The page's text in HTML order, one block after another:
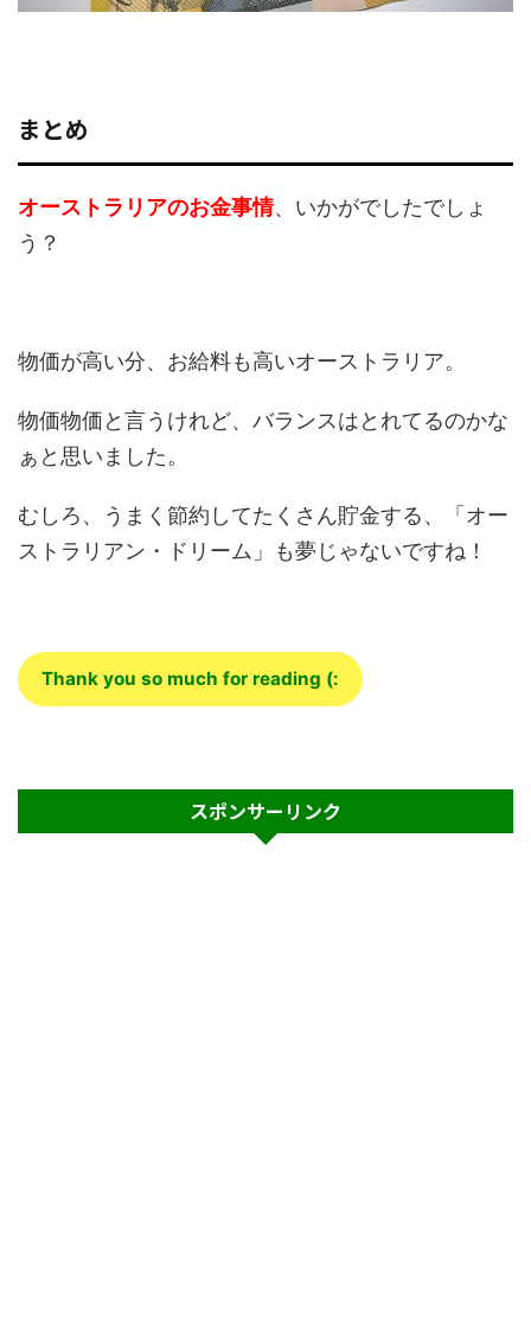
まとめ
オーストラリアのお金事情、いかがでしたでしょ
う？
物価が高い分、お給料も高いオーストラリア。
物価物価と言うけれど、バランスはとれてるのかな
ぁと思いました。
むしろ、うまく節約してたくさん貯金する、「オー
ストラリアン・ドリーム」も夢じゃないですね！
Thank you so much for reading (:
スポンサーリンク